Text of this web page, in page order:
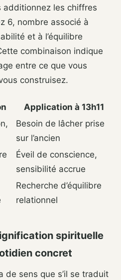
additionnez les chiffres
6, nombre associé à
et à l’équilibre
combinaison indique
entre ce que vous
construisez.
Application à 13h11
Besoin de lâcher prise
sur l’ancien
Éveil de conscience,
sensibilité accrue
Recherche d’équilibre
relationnel
spirituelle
concret
de sens que s’il se traduit